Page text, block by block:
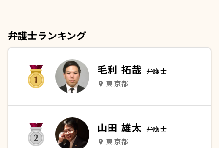
弁護士ランキング
毛利 拓哉 弁護士
place 東京都
山田 雄太 弁護士
place 東京都